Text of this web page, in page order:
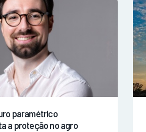
paramétrico
a proteção no agro